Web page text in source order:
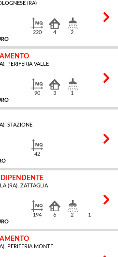
MQ
(RA)
220 4 2
PERIFERIA VALLE
90 3 1
STAZIONE
42
(RA), ZATTAGLIA
194 6 2 1
PERIFERIA MONTE